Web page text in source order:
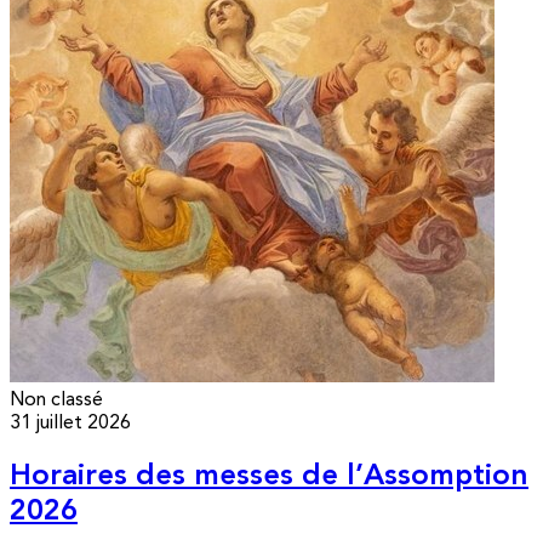
Non classé
31 juillet 2026
Horaires des messes de l’Assomption
2026